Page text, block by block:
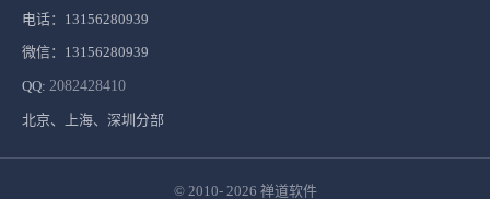
电话：13156280939
微信：13156280939
QQ: 2082428410
北京、上海、深圳分部
© 2010- 2026 禅道软件